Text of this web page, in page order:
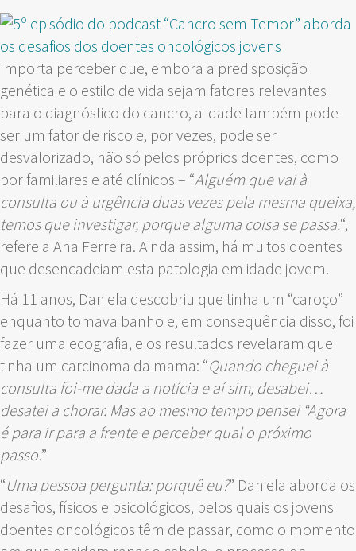
Importa perceber que, embora a predisposição
genética e o estilo de vida sejam fatores relevantes
para o diagnóstico do cancro, a idade também pode
ser um fator de risco e, por vezes, pode ser
desvalorizado, não só pelos próprios doentes, como
por familiares e até clínicos – “Alguém que vai à
consulta ou à urgência duas vezes pela mesma queixa,
temos que investigar, porque alguma coisa se passa.“,
refere a Ana Ferreira. Ainda assim, há muitos doentes
que desencadeiam esta patologia em idade jovem.
Há 11 anos, Daniela descobriu que tinha um “caroço”
enquanto tomava banho e, em consequência disso, foi
fazer uma ecografia, e os resultados revelaram que
tinha um carcinoma da mama: “Quando cheguei à
consulta foi-me dada a notícia e aí sim, desabei…
desatei a chorar. Mas ao mesmo tempo pensei “Agora
é para ir para a frente e perceber qual o próximo
passo.”
“Uma pessoa pergunta: porquê eu?” Daniela aborda os
desafios, físicos e psicológicos, pelos quais os jovens
doentes oncológicos têm de passar, como o momento